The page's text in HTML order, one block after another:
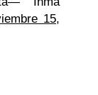
15,